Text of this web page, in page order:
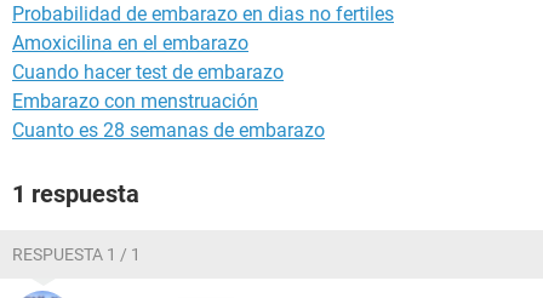
Probabilidad de embarazo en dias no fertiles
Amoxicilina en el embarazo
Cuando hacer test de embarazo
Embarazo con menstruación
Cuanto es 28 semanas de embarazo
1 respuesta
RESPUESTA 1 / 1